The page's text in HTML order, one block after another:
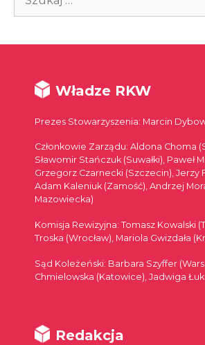
Władze RKW
Prezes Stowarzyszenia: Marcin
Członkowie Zarządu: Aldona Choma
Sławomir Stańczuk (Suwałki), Paweł
Grzegorz Czarnecki (Szczecin), Jerzy
Adam Kaleniuk (Zamość), Andrzej
Mazowiecka)
Komisja Rewizyjna: Tomasz Kowalski
Troska (Wrocław), Mariola Gwizdała
Sąd Koleżeński: Barbara Szyffer
Chmielowska (Katowice), Jadwiga
Redakcja